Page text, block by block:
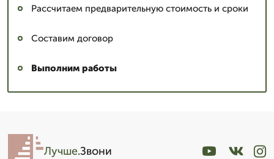
Рассчитаем предварительную стоимость и сроки
Составим договор
Выполним работы
Лучше.Звони